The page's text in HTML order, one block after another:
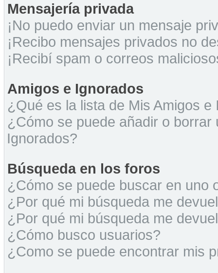
Mensajería privada
¡No puedo enviar un mensaje
¡Recibo mensajes privados no
¡Recibí spam o correos
Amigos e Ignorados
¿Qué es la lista de Mis Amigos e
¿Cómo se puede añadir o
Ignorados?
Búsqueda en los foros
¿Cómo se puede buscar en uno
¿Por qué mi búsqueda me
¿Por qué mi búsqueda me
¿Cómo busco usuarios?
¿Como se puede encontrar mis